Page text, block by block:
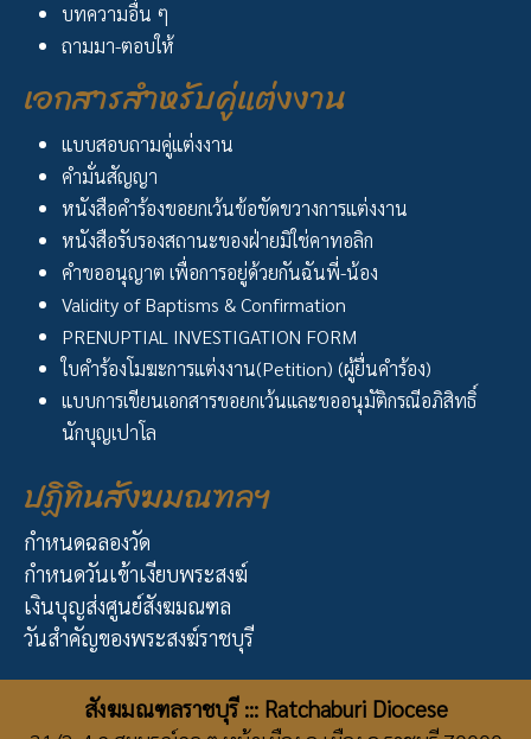
บทความอื่น ๆ
ถามมา-ตอบให้
เอกสารสำหรับคู่แต่งงาน
แบบสอบถามคู่แต่งงาน
คำมั่นสัญญา
หนังสือคำร้องขอยกเว้นข้อขัดขวางการแต่งงาน
หนังสือรับรองสถานะของฝ่ายมิใช่คาทอลิก
คำขออนุญาต เพื่อการอยู่ด้วยกันฉันพี่-น้อง
Validity of Baptisms & Confirmation
PRENUPTIAL INVESTIGATION FORM
ใบคำร้องโมฆะการแต่งงาน(Petition) (ผู้ยื่นคำร้อง)
แบบการเขียนเอกสารขอยกเว้นและขออนุมัติกรณีอภิสิทธิ์
นักบุญเปาโล
ปฏิทินสังฆมณฑลฯ
กำหนดฉลองวัด
กำหนดวันเข้าเงียบพระสงฆ์
เงินบุญส่งศูนย์สังฆมณฑล
วันสำคัญของพระสงฆ์ราชบุรี
สังฆมณฑลราชบุรี ::: Ratchaburi Diocese